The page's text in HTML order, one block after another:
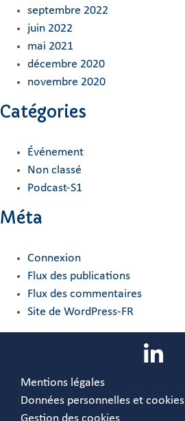
septembre 2022
juin 2022
mai 2021
décembre 2020
novembre 2020
Catégories
Événement
Non classé
Podcast-S1
Méta
Connexion
Flux des publications
Flux des commentaires
Site de WordPress-FR
Mentions légales
Données personnelles et cookies
Gestion des cookies